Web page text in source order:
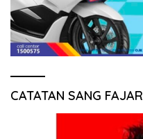
CATATAN SANG FAJAR